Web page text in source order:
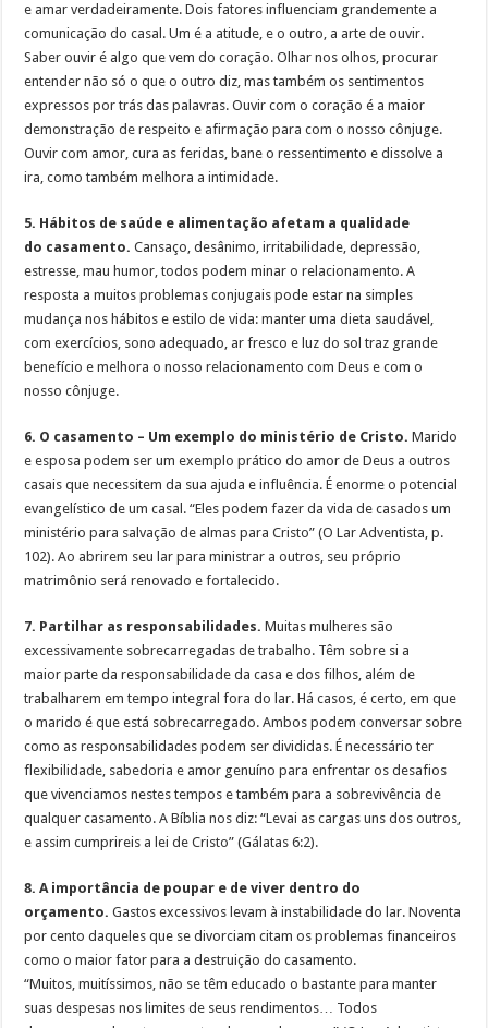
e amar verdadeiramente. Dois fatores influenciam grandemente a
comunicação do casal. Um é a atitude, e o outro, a arte de ouvir.
Saber ouvir é algo que vem do coração. Olhar nos olhos, procurar
entender não só o que o outro diz, mas também os sentimentos
expressos por trás das palavras. Ouvir com o coração é a maior
demonstração de respeito e afirmação para com o nosso cônjuge.
Ouvir com amor, cura as feridas, bane o ressentimento e dissolve a
ira, como também melhora a intimidade.
5. Hábitos de saúde e alimentação afetam a qualidade
do casamento. Cansaço, desânimo, irritabilidade, depressão,
estresse, mau humor, todos podem minar o relacionamento. A
resposta a muitos problemas conjugais pode estar na simples
mudança nos hábitos e estilo de vida: manter uma dieta saudável,
com exercícios, sono adequado, ar fresco e luz do sol traz grande
benefício e melhora o nosso relacionamento com Deus e com o
nosso cônjuge.
6. O casamento – Um exemplo do ministério de Cristo. Marido
e esposa podem ser um exemplo prático do amor de Deus a outros
casais que necessitem da sua ajuda e influência. É enorme o potencial
evangelístico de um casal. “Eles podem fazer da vida de casados um
ministério para salvação de almas para Cristo” (O Lar Adventista, p.
102). Ao abrirem seu lar para ministrar a outros, seu próprio
matrimônio será renovado e fortalecido.
7. Partilhar as responsabilidades. Muitas mulheres são
excessivamente sobrecarregadas de trabalho. Têm sobre si a
maior parte da responsabilidade da casa e dos filhos, além de
trabalharem em tempo integral fora do lar. Há casos, é certo, em que
o marido é que está sobrecarregado. Ambos podem conversar sobre
como as responsabilidades podem ser divididas. É necessário ter
flexibilidade, sabedoria e amor genuíno para enfrentar os desafios
que vivenciamos nestes tempos e também para a sobrevivência de
qualquer casamento. A Bíblia nos diz: “Levai as cargas uns dos outros,
e assim cumprireis a lei de Cristo” (Gálatas 6:2).
8. A importância de poupar e de viver dentro do
orçamento. Gastos excessivos levam à instabilidade do lar. Noventa
por cento daqueles que se divorciam citam os problemas financeiros
como o maior fator para a destruição do casamento.
“Muitos, muitíssimos, não se têm educado o bastante para manter
suas despesas nos limites de seus rendimentos… Todos